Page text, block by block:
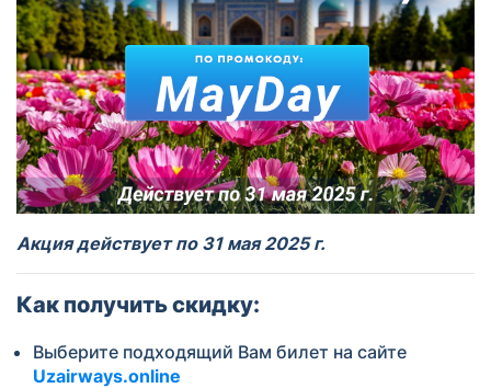
Акция действует по 31 мая 2025 г.
Как получить скидку:
Выберите подходящий Вам билет на сайте
Uzairways.online